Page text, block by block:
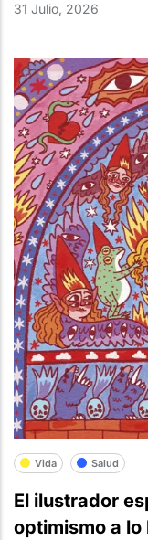
31 Julio, 2026
Vida Salud
El ilustrador
optimismo a